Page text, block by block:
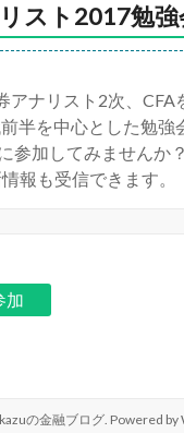
スト2017勉強
アナリスト2次、CFA
半を中心とした勉強
参加してみませんか
報も受信できます。
kazuの金融ブログ. Powered by